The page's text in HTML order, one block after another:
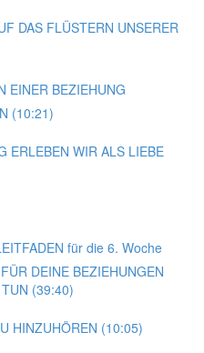
DAS FLÜSTERN UNSERER
EINER BEZIEHUNG
(10:21)
ERLEBEN WIR ALS LIEBE
für die 6. Woche
DEINE BEZIEHUNGEN
(39:40)
HINZUHÖREN (10:05)